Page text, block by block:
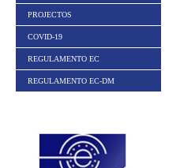
PROJECTOS
COVID-19
REGULAMENTO EC
REGULAMENTO EC-DM